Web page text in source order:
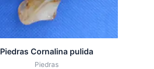
Piedras Cornalina pulida
Piedras